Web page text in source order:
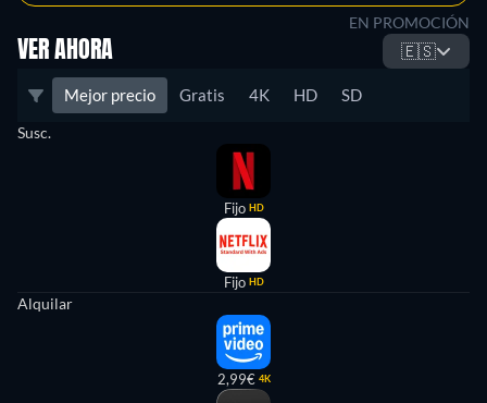
EN PROMOCIÓN
VER AHORA 🇪🇸
Mejor precio Gratis 4K HD SD
Susc.
Fijo HD
Fijo HD
Alquilar
2,99€ 4K